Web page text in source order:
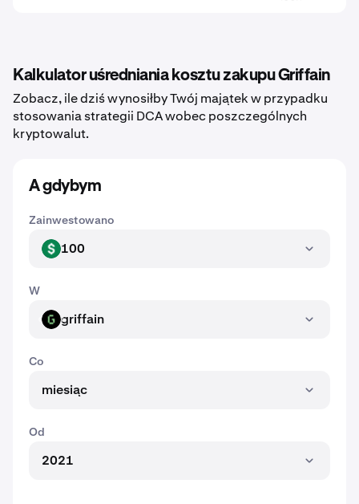
Kalkulator uśredniania kosztu zakupu Griffain
Zobacz, ile dziś wynosiłby Twój majątek w przypadku
stosowania strategii DCA wobec poszczególnych
kryptowalut.
A gdybym
Zainwestowano
USD 100
W
GRIFFAINgriffain
Co
miesiąc
Od
2021